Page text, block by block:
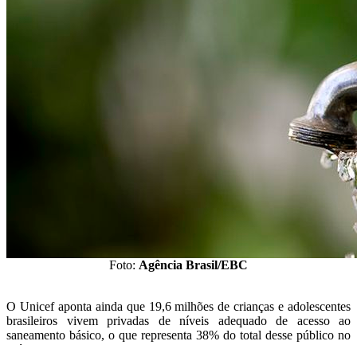
Foto: Agência Brasil/EBC
O Unicef aponta ainda que 19,6 milhões de crianças e adolescentes
brasileiros vivem privadas de níveis adequado de acesso ao
saneamento básico, o que representa 38% do total desse público no